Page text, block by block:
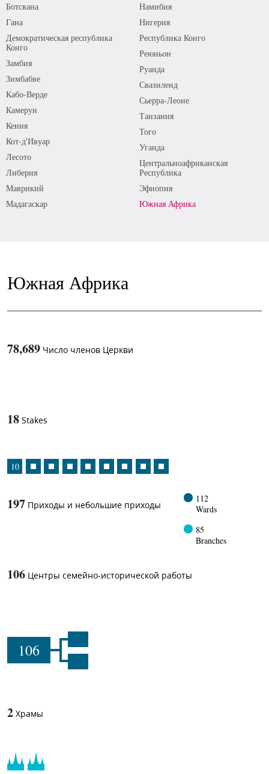
Ботсвана
Гана
Демократическая республика
Конго
Замбия
Зимбабве
Кабо-Верде
Камерун
Кения
Кот-д'Ивуар
Лесото
Либерия
Маврикий
Мадагаскар
Намибия
Нигерия
Республика Конго
Реюньон
Руанда
Свазиленд
Сьерра-Леоне
Танзания
Того
Уганда
Центральноафриканская
Республика
Эфиопия
Южная Африка
Южная Африка
78,689 Число членов Церкви
18 Stakes
10
197 Приходы и небольшие приходы
112
Wards
85
Branches
106 Центры семейно-исторической работы
106
2 Храмы